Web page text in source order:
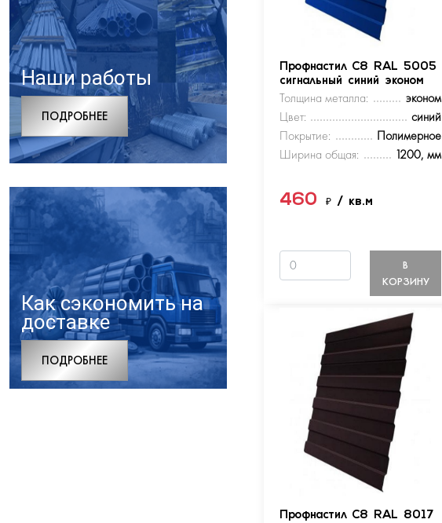
Наши работы
ПОДРОБНЕЕ
Как сэкономить на
доставке
ПОДРОБНЕЕ
Профнастил С8 RAL 5005
сигнальный синий эконом
Толщина металла:
эконом
Цвет:
синий
Покрытие:
Полимерное
Ширина общая:
1200, мм
460₽/ кв.м
В
КОРЗИНУ
Профнастил С8 RAL 8017